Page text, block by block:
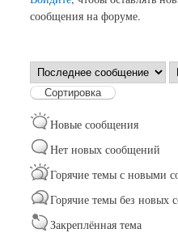
сообщения на форуме.
Страницы
Сортировка по
Новые сообщения
Нет новых сообщений
Горячие темы с новыми
Горячие темы без новых
Закреплённая тема